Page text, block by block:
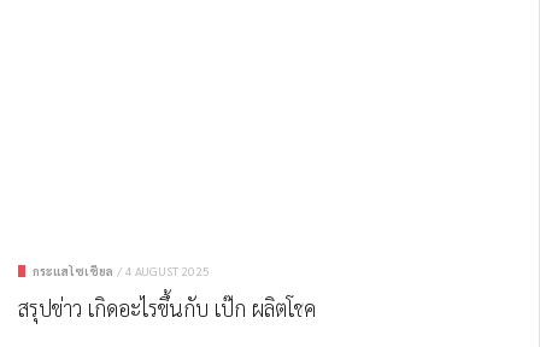
กระแสโซเชียล / 4 AUGUST 2025
สรุปข่าว เกิดอะไรขึ้นกับ เป๊ก ผลิตโชค